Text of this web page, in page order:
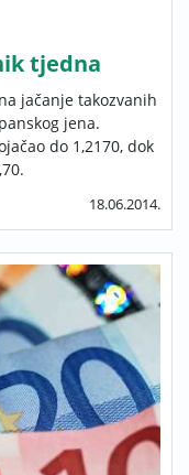
tjedna
jačanje takozvanih
jena.
do 1,2170, dok
18.06.2014.